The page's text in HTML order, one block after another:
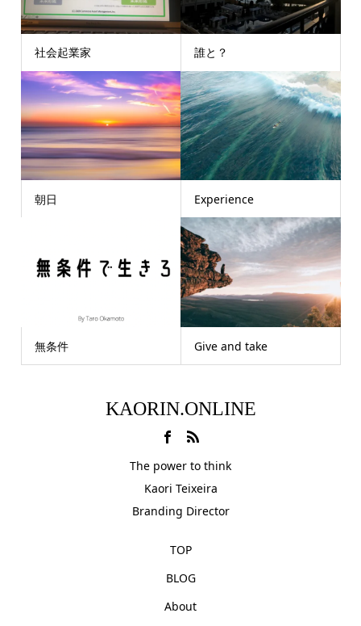
社会起業家 誰と？
朝日 Experience
無条件 Give and take
KAORIN.ONLINE
The power to think
Kaori Teixeira
Branding Director
TOP
BLOG
About